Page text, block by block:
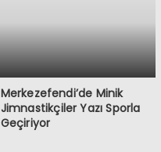
Merkezefendi’de Minik
Jimnastikçiler Yazı Sporla
Geçiriyor